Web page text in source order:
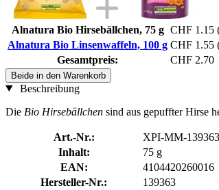
Alnatura Bio Hirsebällchen, 75 g CHF 1.15
Alnatura Bio Linsenwaffeln, 100 g CHF 1.55
Gesamtpreis:
CHF 2.70
Beide in den Warenkorb
Beschreibung
Die Bio Hirsebällchen sind aus gepuffter Hirse
Art.-Nr.:
XPI-MM-139363
Inhalt:
75 g
EAN:
4104420260016
Hersteller-Nr.:
139363